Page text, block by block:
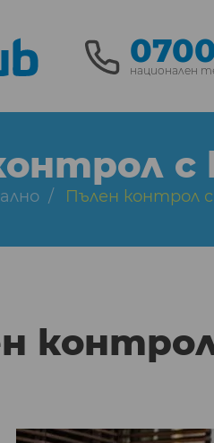
национален
с
Пълен контрол